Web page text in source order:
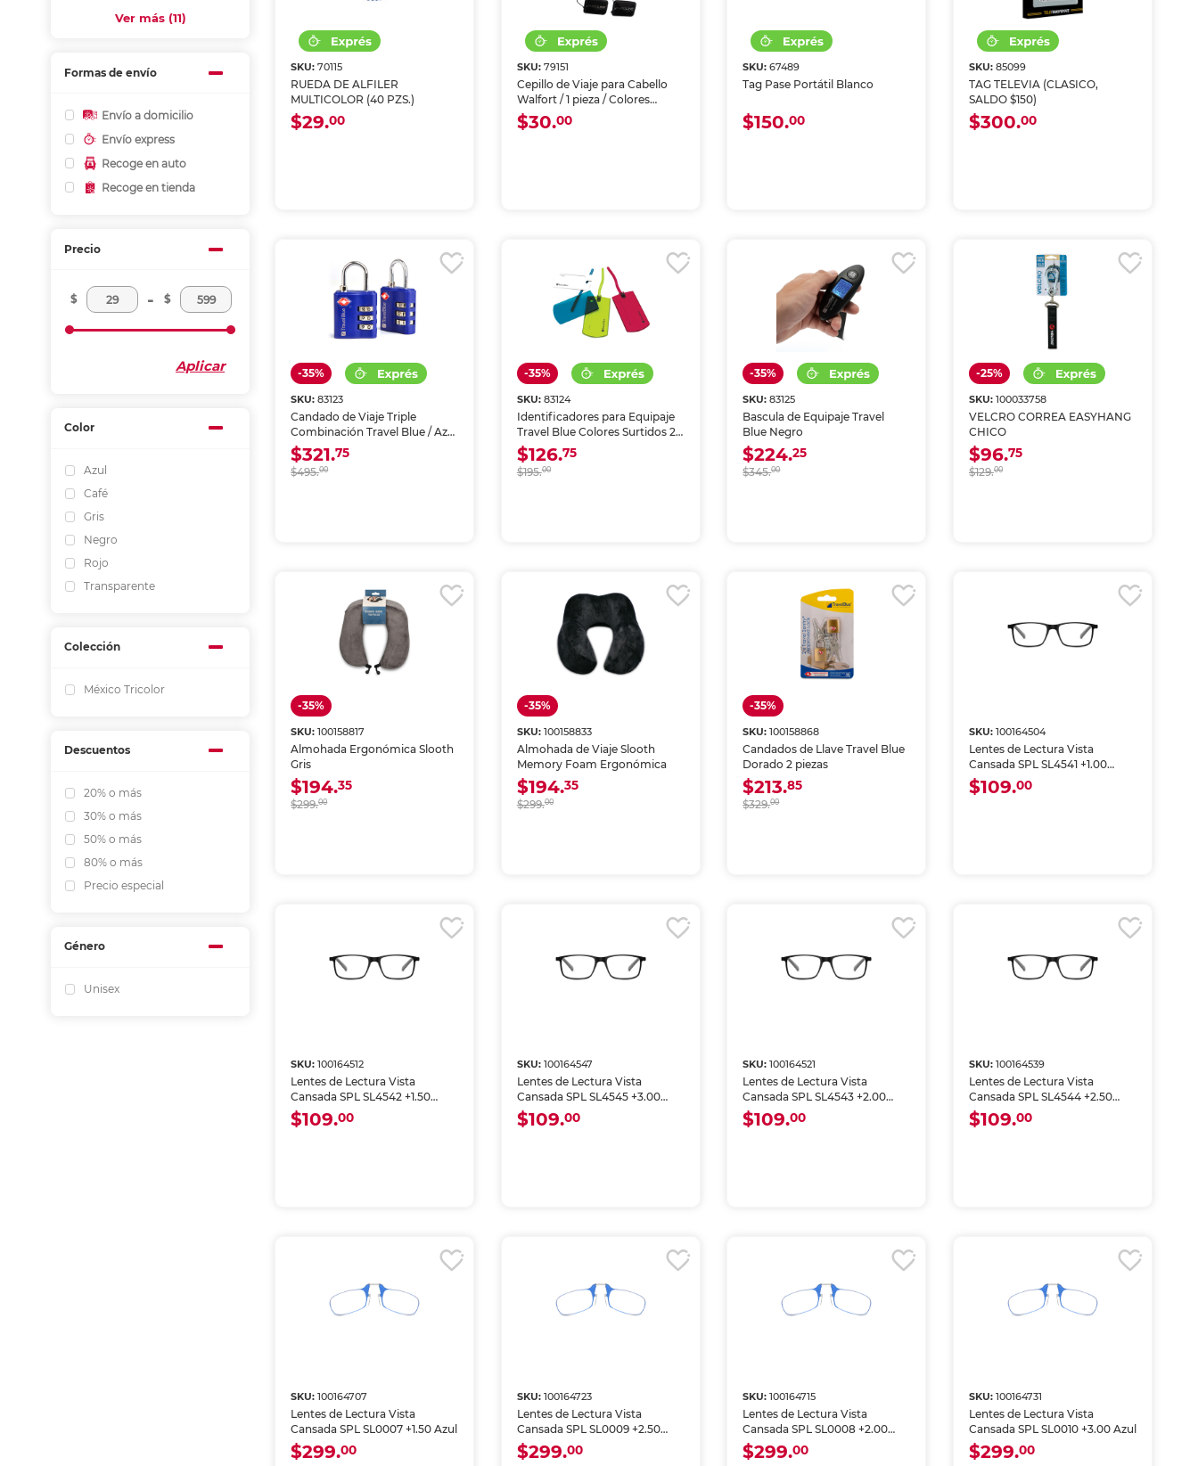
Ver más (11)
Formas de envío
Envío a domicilio
Envío express
Recoge en auto
Recoge en tienda
Precio
$ - $
Aplicar
Color
Azul
Café
Gris
Negro
Rojo
Transparente
Colección
México Tricolor
Descuentos
20% o más
30% o más
50% o más
80% o más
Precio especial
Género
Unisex
SKU:70115
RUEDA DE ALFILER
MULTICOLOR (40 PZS.)
$29.00
SKU: 79151
Cepillo de Viaje para Cabello
Walfort / 1 pieza / Colores
surtidos
$30.00
SKU:67489
Tag Pase Portátil Blanco
$150.00
SKU: 85099
TAG TELEVIA (CLASICO,
SALDO $150)
$300.00
-35%
SKU:83123
Candado de Viaje Triple
Combinación Travel Blue / Azul
/ 2 piezas
$321.75
$495.00
-35%
SKU: 83124
Identificadores para Equipaje
Travel Blue Colores Surtidos 2
piezas
$126.75
$195.00
-35%
SKU:83125
Bascula de Equipaje Travel
Blue Negro
$224.25
$345.00
-25%
SKU: 100033758
VELCRO CORREA EASYHANG
CHICO
$96.75
$129.00
-35%
SKU:100158817
Almohada Ergonómica Slooth
Gris
$194.35
$299.00
-35%
SKU: 100158833
Almohada de Viaje Slooth
Memory Foam Ergonómica
$194.35
$299.00
-35%
SKU:100158868
Candados de Llave Travel Blue
Dorado 2 piezas
$213.85
$329.00
SKU: 100164504
Lentes de Lectura Vista
Cansada SPL SL4541 +1.00
Negro
$109.00
SKU:100164512
Lentes de Lectura Vista
Cansada SPL SL4542 +1.50
Negro
$109.00
SKU: 100164547
Lentes de Lectura Vista
Cansada SPL SL4545 +3.00
Negro
$109.00
SKU:100164521
Lentes de Lectura Vista
Cansada SPL SL4543 +2.00
Negro
$109.00
SKU: 100164539
Lentes de Lectura Vista
Cansada SPL SL4544 +2.50
Negro
$109.00
SKU:100164707
Lentes de Lectura Vista
Cansada SPL SL0007 +1.50 Azul
$299.00
SKU: 100164723
Lentes de Lectura Vista
Cansada SPL SL0009 +2.50
Azul
$299.00
SKU:100164715
Lentes de Lectura Vista
Cansada SPL SL0008 +2.00
Azul
$299.00
SKU: 100164731
Lentes de Lectura Vista
Cansada SPL SL0010 +3.00 Azul
$299.00